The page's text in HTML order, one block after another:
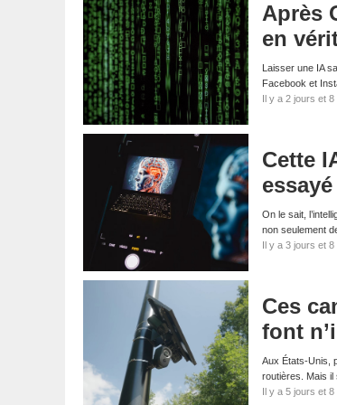
Après
en
Laisser une IA
Facebook et
Il y a 2 jours et 8
Cette
On le sait,
non seulement
Il y a 3 jours et 8
Ces
font
Aux États-Unis,
routières. Mais il
Il y a 5 jours et 8